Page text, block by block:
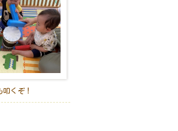
叩くぞ！